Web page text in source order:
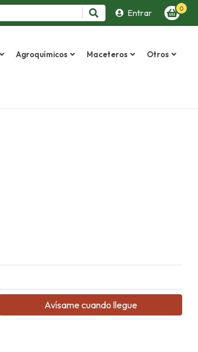
Entrar 0
Agroquímicos Maceteros Otros
Avísame cuando llegue